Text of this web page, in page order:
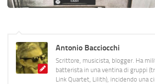
Antonio Bacciocchi
Scrittore, musicista, blogger. Ha
batterista in una ventina di gruppi
Link Quartet, Lilith), incidendo una